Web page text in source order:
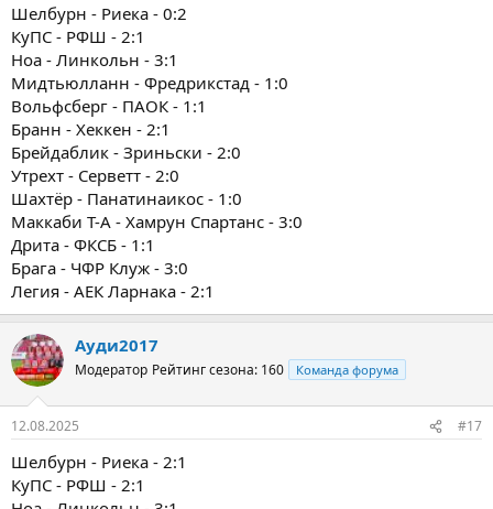
Шелбурн - Риека - 0:2
КуПС - РФШ - 2:1
Ноа - Линкольн - 3:1
Мидтьюлланн - Фредрикстад - 1:0
Вольфсберг - ПАОК - 1:1
Бранн - Хеккен - 2:1
Брейдаблик - Зриньски - 2:0
Утрехт - Серветт - 2:0
Шахтёр - Панатинаикос - 1:0
Маккаби Т-А - Хамрун Спартанс - 3:0
Дрита - ФКСБ - 1:1
Брага - ЧФР Клуж - 3:0
Легия - АЕК Ларнака - 2:1
Ауди2017
Модератор Рейтинг сезона: 160 Команда форума
12.08.2025 #17
Шелбурн - Риека - 2:1
КуПС - РФШ - 2:1